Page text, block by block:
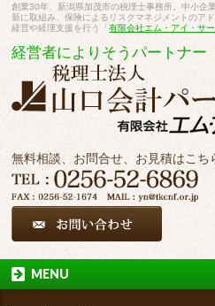
創業30年、新潟県加茂市の税理士事務所。中小企
新に取組み、保険によるリスクマネジメントのアド
経営や経理支援を行う「有限会社エム・アイ・サ
経営者によりそうパートナー
無料相談、お問合せ、お見積はこち
MENU